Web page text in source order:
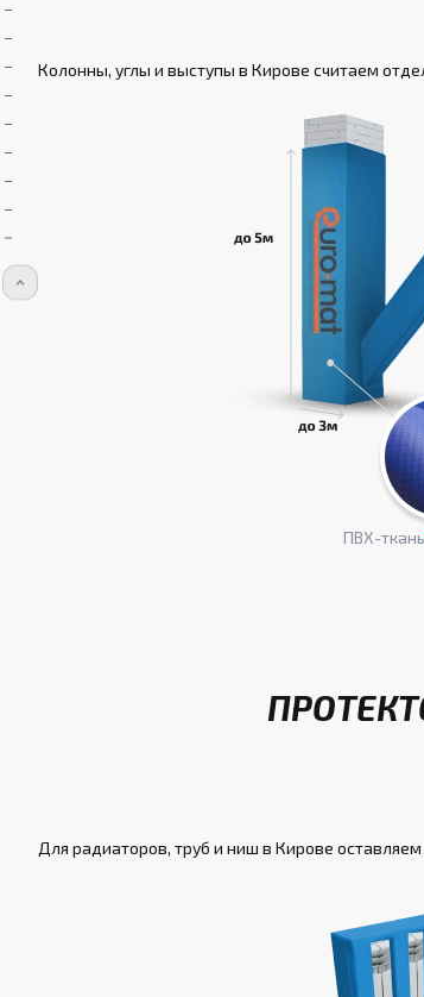
Колонны, углы и выступы в Кирове считаем
ПВХ-ткань
Для радиаторов, труб и ниш в Кирове